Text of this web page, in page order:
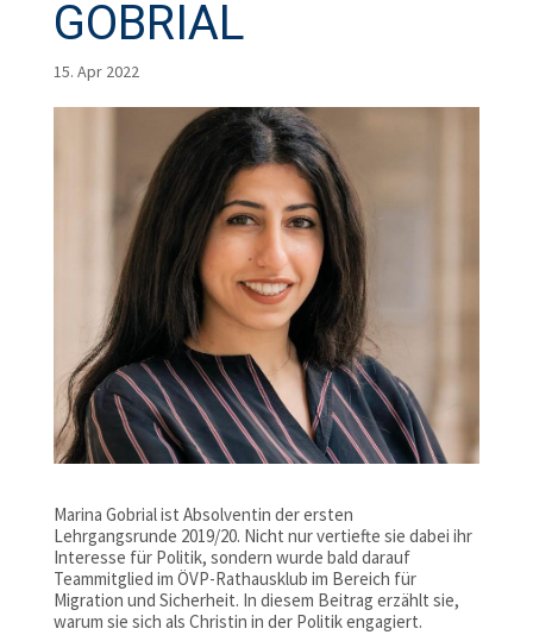
GOBRIAL
15. Apr 2022
Marina Gobrial ist Absolventin der ersten
Lehrgangsrunde 2019/20. Nicht nur vertiefte sie dabei ihr
Interesse für Politik, sondern wurde bald darauf
Teammitglied im ÖVP-Rathausklub im Bereich für
Migration und Sicherheit. In diesem Beitrag erzählt sie,
warum sie sich als Christin in der Politik engagiert.